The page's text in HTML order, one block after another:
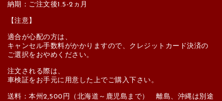
納期：ご注文後1.5-2ヵ月
【注意】
適合が心配の方は、
キャンセル手数料がかかりますので、クレジットカード決済の
ご選択をおやめください。
注文される際は、
車検証をお手元に用意した上でご購入下さい。
送料：本州2,500円（北海道～鹿児島まで） 離島、沖縄は別途